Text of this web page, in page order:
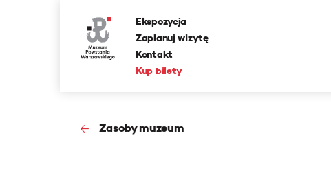
Ekspozycja
Zaplanuj wizytę
Kontakt
Kup bilety
Zasoby muzeum